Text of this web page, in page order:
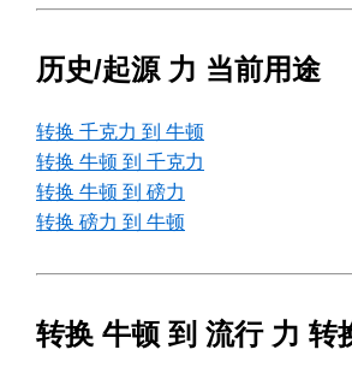
历史/起源 力 当前用途
转换 千克力 到 牛顿
转换 牛顿 到 千克力
转换 牛顿 到 磅力
转换 磅力 到 牛顿
转换 牛顿 到 流行 力 转